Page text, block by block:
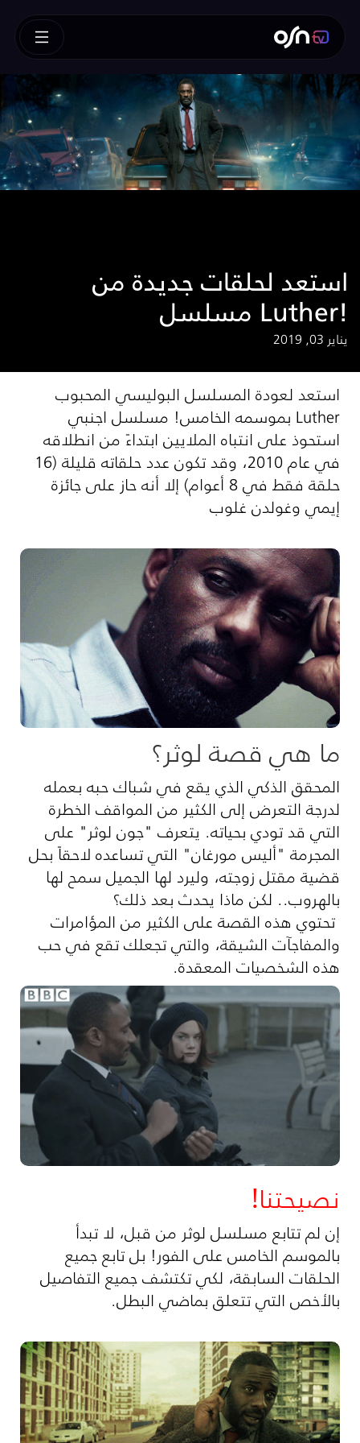
استعد لحلقات جديدة من
مسلسل Luther!
يناير 03, 2019
استعد لعودة المسلسل البوليسي المحبوب
Luther بموسمه الخامس! مسلسل اجنبي
استحوذ على انتباه الملايين ابتداءً من انطلاقه
في عام 2010، وقد تكون عدد حلقاته قليلة (16
حلقة فقط في 8 أعوام) إلا أنه حاز على جائزة
إيمي وغولدن غلوب
ما هي قصة لوثر؟
المحقق الذكي الذي يقع في شباك حبه بعمله
لدرجة التعرض إلى الكثير من المواقف الخطرة
التي قد تودي بحياته. يتعرف "جون لوثر" على
المجرمة "أليس مورغان" التي تساعده لاحقاً بحل
قضية مقتل زوجته، وليرد لها الجميل سمح لها
بالهروب.. لكن ماذا يحدث بعد ذلك؟
تحتوي هذه القصة على الكثير من المؤامرات
والمفاجآت الشيقة، والتي تجعلك تقع في حب
هذه الشخصيات المعقدة.
نصيحتنا!
إن لم تتابع مسلسل لوثر من قبل، لا تبدأ
بالموسم الخامس على الفور! بل تابع جميع
الحلقات السابقة، لكي تكتشف جميع التفاصيل
بالأخص التي تتعلق بماضي البطل.